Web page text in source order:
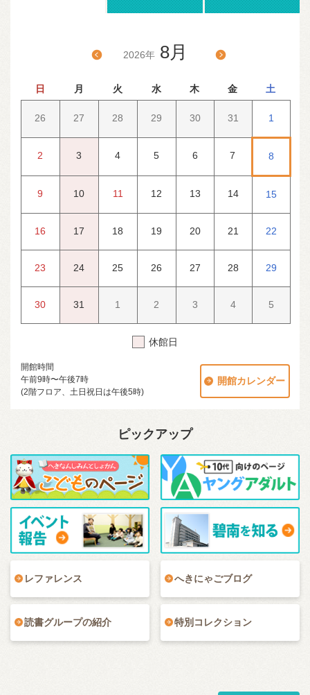
2026年8月
日 月 火 水 木 金 土
26 27 28 29 30 31 1
2 3 4 5 6 7 8
9 10 11 12 13 14 15
16 17 18 19 20 21 22
23 24 25 26 27 28 29
30 31 1 2 3 4 5
休館日
開館時間
午前9時〜午後7時
(2階フロア、土日祝日は午後5時)
開館カレンダー
ピックアップ
レファレンス へきにゃごブログ
読書グループの紹介 特別コレクション